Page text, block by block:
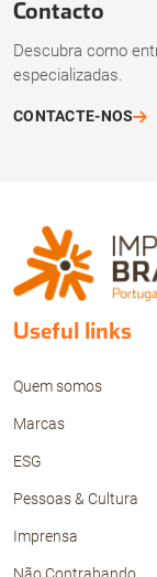
Contacto
Descubra como
especializadas.
CONTACTE-NOS
Useful links
Quem somos
Marcas
ESG
Pessoas & Cultura
Imprensa